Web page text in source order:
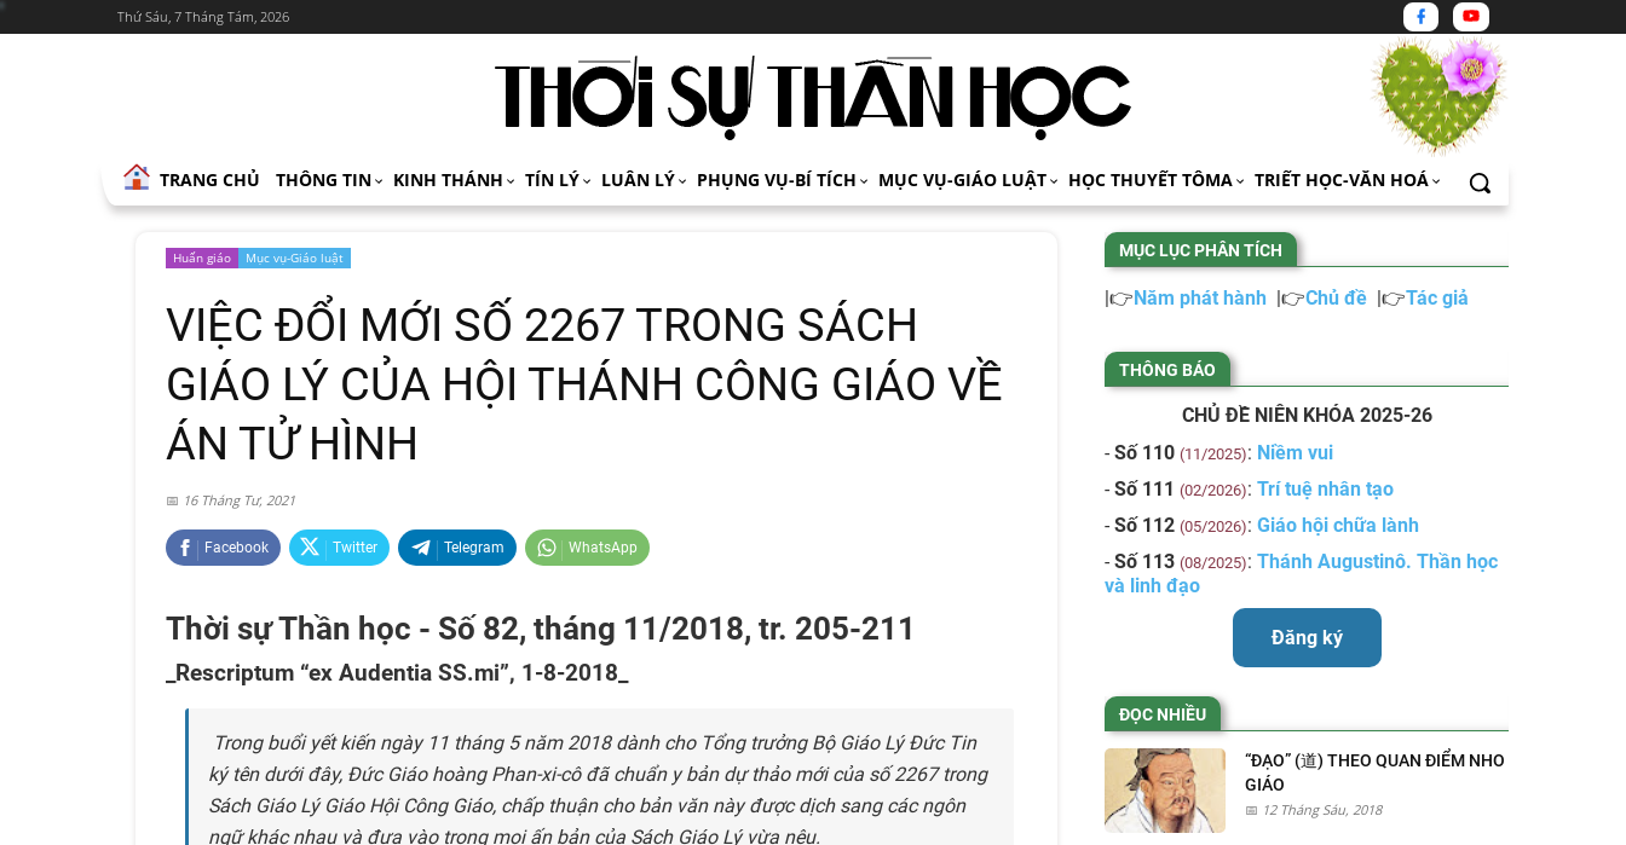
Thứ Sáu, 7 Tháng Tám, 2026
TRANG CHỦ THÔNG TIN KINH THÁNH TÍN LÝ LUÂN LÝ PHỤNG VỤ-BÍ TÍCH MỤC VỤ-GIÁO LUẬT HỌC THUYẾT TÔMA TRIẾT HỌC-VĂN HOÁ
Huấn giáo Mục vụ-Giáo luật
VIỆC ĐỔI MỚI SỐ 2267 TRONG SÁCH
GIÁO LÝ CỦA HỘI THÁNH CÔNG GIÁO VỀ
ÁN TỬ HÌNH
16 Tháng Tư, 2021
Facebook Twitter Telegram WhatsApp
Thời sự Thần học - Số 82, tháng 11/2018, tr. 205-211
_Rescriptum “ex Audentia SS.mi”, 1-8-2018_
Trong buổi yết kiến ngày 11 tháng 5 năm 2018 dành cho Tổng trưởng Bộ Giáo Lý Đức Tin
ký tên dưới đây, Đức Giáo hoàng Phan-xi-cô đã chuẩn y bản dự thảo mới của số 2267 trong
Sách Giáo Lý Giáo Hội Công Giáo, chấp thuận cho bản văn này được dịch sang các ngôn
ngữ khác nhau và đưa vào trong mọi ấn bản của Sách Giáo Lý vừa nêu.
MỤC LỤC PHÂN TÍCH
|👉Năm phát hành |👉Chủ đề |👉Tác giả
THÔNG BÁO
CHỦ ĐỀ NIÊN KHÓA 2025-26
- Số 110 (11/2025): Niềm vui
- Số 111 (02/2026): Trí tuệ nhân tạo
- Số 112 (05/2026): Giáo hội chữa lành
- Số 113 (08/2025): Thánh Augustinô. Thần học
và linh đạo
Đăng ký
ĐỌC NHIỀU
“ĐẠO” (道) THEO QUAN ĐIỂM NHO
GIÁO
12 Tháng Sáu, 2018